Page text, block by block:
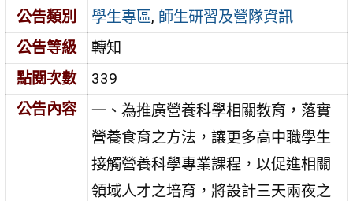
公告類別
學生專區, 師生研習及營隊資訊
公告等級
轉知
點閱次數
339
公告內容
一、為推廣營養科學相關教育，落實
營養食育之方法，讓更多高中職學生
接觸營養科學專業課程，以促進相關
領域人才之培育，將設計三天兩夜之